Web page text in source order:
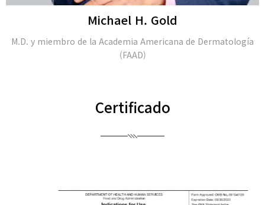
Michael H. Gold
miembro de la Academia Americana de Dermatología
Certificado